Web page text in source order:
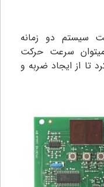
سیستم دو زمانه
سرعت حرکت
تا از ایجاد ضربه و